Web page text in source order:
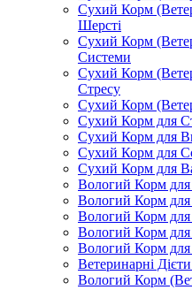
Сухий Корм
Шерсті
Сухий Корм
Системи
Сухий Корм
Стресу
Сухий Корм
Сухий Корм для
Сухий Корм для
Сухий Корм для
Сухий Корм для
Вологий Корм
Вологий Корм
Вологий Корм для
Вологий Корм для
Вологий Корм
Ветеринарні
Вологий Корм